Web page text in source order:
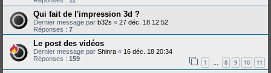
Qui fait de l'impression 3d ?
Dernier message par b32s « 27 déc. 18 12:52
Réponses : 7
Le post des vidéos
Dernier message par Shinra « 16 déc. 18 20:34
Réponses : 159 1 … 8 9 10 11